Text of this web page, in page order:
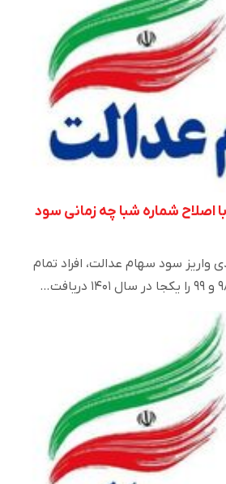
اصلاح شماره شبا چه زمانی سود
واریز سود سهام عدالت، افراد تمام